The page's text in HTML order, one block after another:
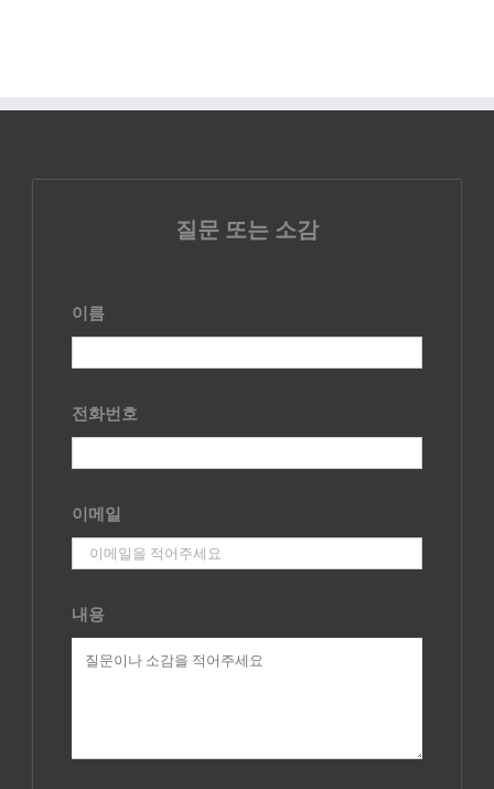
질문 또는 소감
이름
전화번호
이메일
내용